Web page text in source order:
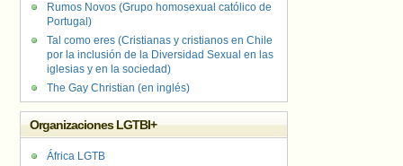
Rumos Novos (Grupo homosexual católico de
Portugal)
Tal como eres (Cristianas y cristianos en Chile
por la inclusión de la Diversidad Sexual en las
iglesias y en la sociedad)
The Gay Christian (en inglés)
Organizaciones LGTBI+
África LGTB